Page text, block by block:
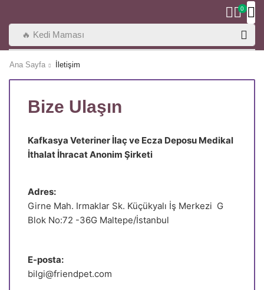
🔥 Kedi Maması
0
Ana Sayfa İletişim
Bize Ulaşın
Kafkasya Veteriner İlaç ve Ecza Deposu Medikal
İthalat İhracat Anonim Şirketi
Adres:
Girne Mah. Irmaklar Sk. Küçükyalı İş Merkezi G
Blok No:72 -36G Maltepe/İstanbul
E-posta:
bilgi@friendpet.com